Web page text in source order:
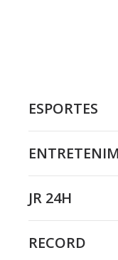
ESPORTES
JR 24H
RECORD